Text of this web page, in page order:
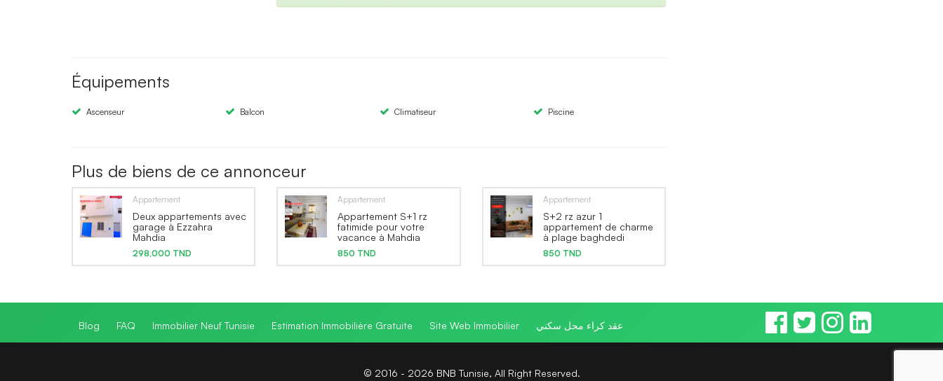
Équipements
Ascenseur Balcon Climatiseur Piscine
Plus de biens de ce annonceur
Appartement
Deux appartements avec
garage à Ezzahra
Mahdia
298,000 TND
Appartement
Appartement S+1 rz
fatimide pour votre
vacance à Mahdia
850 TND
Appartement
S+2 rz azur 1
appartement de charme
à plage baghdedi
850 TND
Blog FAQ Immobilier Neuf Tunisie Estimation Immobilière Gratuite Site Web Immobilier عقد كراء محل سكني
© 2016 - 2026 BNB Tunisie, All Right Reserved.